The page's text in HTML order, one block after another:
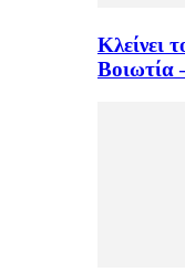
Κλείνει
Βοιωτία